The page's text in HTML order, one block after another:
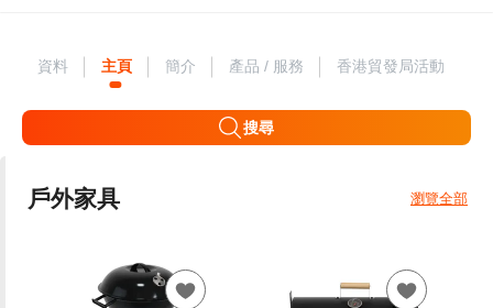
資料 主頁 簡介 產品 / 服務 香港貿發局活動
搜尋
戶外家具 瀏覽全部